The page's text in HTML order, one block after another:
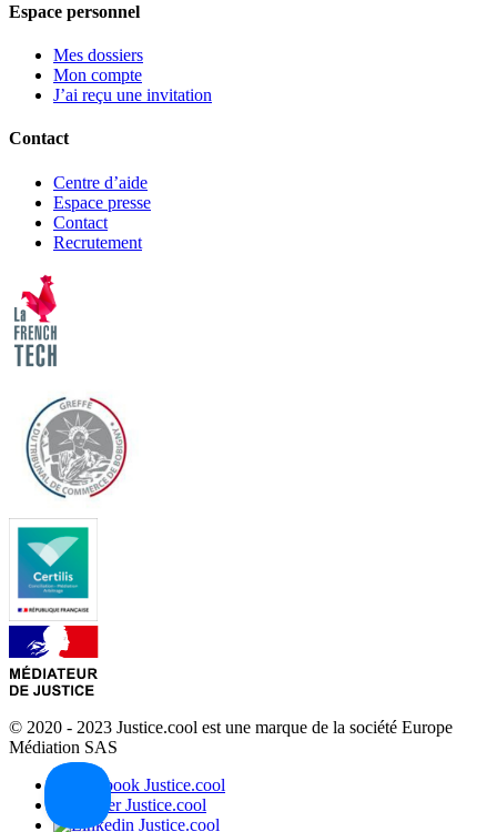
Espace personnel
Mes dossiers
Mon compte
J’ai reçu une invitation
Contact
Centre d’aide
Espace presse
Contact
Recrutement
© 2020 - 2023 Justice.cool est une marque de la société Europe
Médiation SAS